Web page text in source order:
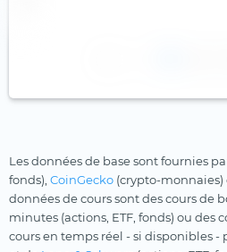
Les données de base sont fournies
fonds), CoinGecko (crypto-monnaies)
données de cours sont des cours de
minutes (actions, ETF, fonds) ou des
cours en temps réel - si disponibles